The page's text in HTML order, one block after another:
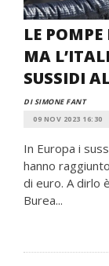
LE
MA
SUSSIDI
DI SIMONE FANT
09 NOV 2023 16:30
In Europa i
hanno
di euro. A dirlo
Burea...